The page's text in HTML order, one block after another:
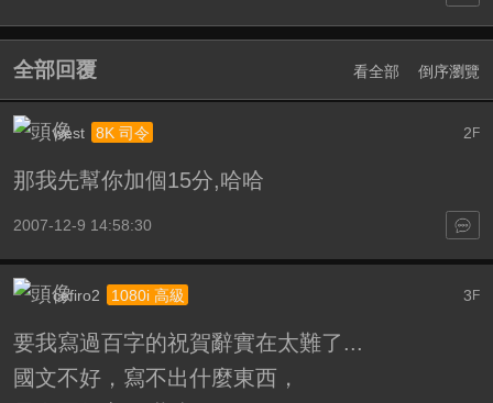
全部回覆 看全部 倒序瀏覽
2F
west 8K 司令
那我先幫你加個15分,哈哈
2007-12-9 14:58:30
3F
cefiro2 1080i 高級
要我寫過百字的祝賀辭實在太難了...
國文不好，寫不出什麼東西，